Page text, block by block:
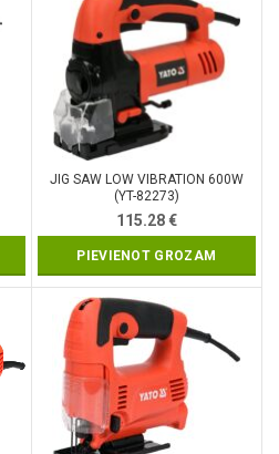
JIG SAW LOW VIBRATION 600W
(YT-82273)
115.28€
PIEVIENOT GROZAM